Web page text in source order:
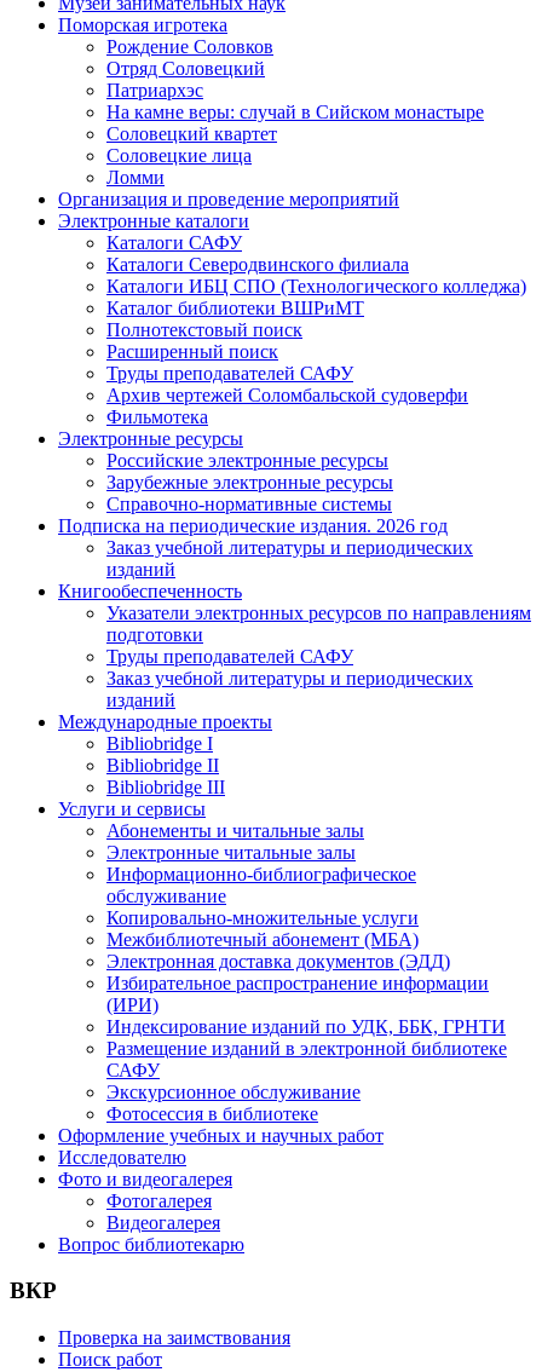
Поморская игротека
Рождение Соловков
Отряд Соловецкий
Патриархэс
На камне веры: случай в Сийском монастыре
Соловецкий квартет
Соловецкие лица
Ломми
Организация и проведение мероприятий
Электронные каталоги
Каталоги САФУ
Каталоги Северодвинского филиала
Каталоги ИБЦ СПО (Технологического колледжа)
Каталог библиотеки ВШРиМТ
Полнотекстовый поиск
Расширенный поиск
Труды преподавателей САФУ
Архив чертежей Соломбальской судоверфи
Фильмотека
Электронные ресурсы
Российские электронные ресурсы
Зарубежные электронные ресурсы
Справочно-нормативные системы
Подписка на периодические издания. 2026 год
Заказ учебной литературы и периодических
изданий
Книгообеспеченность
Указатели электронных ресурсов по направлениям
подготовки
Труды преподавателей САФУ
Заказ учебной литературы и периодических
изданий
Международные проекты
Bibliobridge I
Bibliobridge II
Bibliobridge III
Услуги и сервисы
Абонементы и читальные залы
Электронные читальные залы
Информационно-библиографическое
обслуживание
Копировально-множительные услуги
Межбиблиотечный абонемент (МБА)
Электронная доставка документов (ЭДД)
Избирательное распространение информации
(ИРИ)
Индексирование изданий по УДК, ББК, ГРНТИ
Размещение изданий в электронной библиотеке
САФУ
Экскурсионное обслуживание
Фотосессия в библиотеке
Оформление учебных и научных работ
Исследователю
Фото и видеогалерея
Фотогалерея
Видеогалерея
Вопрос библиотекарю
ВКР
Проверка на заимствования
Поиск работ